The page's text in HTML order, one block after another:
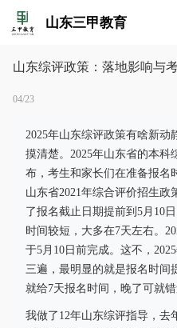
山东三甲教育
山东综评政策：落地影响与
04/23
2025年山东综评政策有啥新
摸清楚。2025年山东省的本
布，考生和家长们在准备报名
山东省2021年综合评价招生政
了报名截止日期提前到5月10
时间较短，大多在7天左右。
于5月10日前完成。这不，
三遍，最明显的就是报名时间
就给7天报名时间，晚了可就错
我做了12年山东综评指导，去